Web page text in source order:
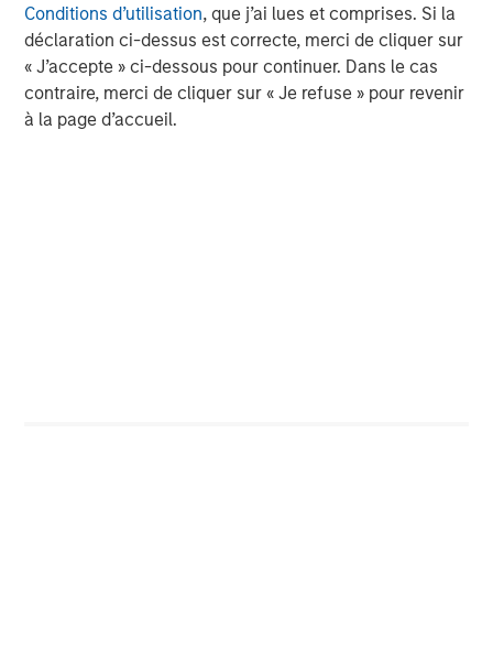
Conditions d’utilisation, que j’ai lues et comprises. Si la
déclaration ci-dessus est correcte, merci de cliquer sur
« J’accepte » ci-dessous pour continuer. Dans le cas
contraire, merci de cliquer sur « Je refuse » pour revenir
à la page d’accueil.
While inflation expectations remain relatively well
anchored, realized inflation has been persistent
enough to keep policymakers cautious and markets
sensitive to data surprises.
For investors, this environment heightens the